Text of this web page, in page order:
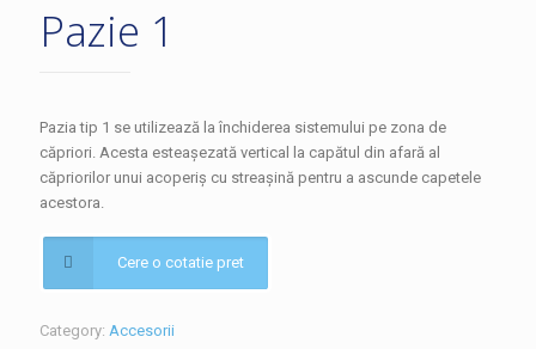
Pazie 1
Pazia tip 1 se utilizează la închiderea sistemului pe zona de
căpriori. Acesta esteașezată vertical la capătul din afară al
căpriorilor unui acoperiș cu streașină pentru a ascunde capetele
acestora.
Cere o cotatie pret
Category: Accesorii